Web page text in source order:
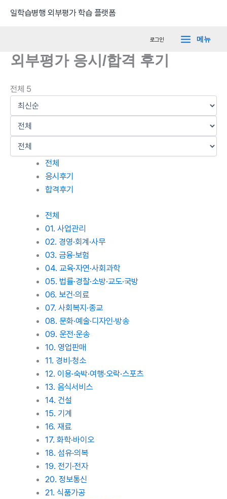
일학습병행 외부평가 학습 플랫폼
로그인
Menu
메뉴
외부평가 응시/합격 후기
전체 5
전체
응시후기
합격후기
전체
01. 사업관리
02. 경영·회계·사무
03. 금융·보험
04. 교육·자연·사회과학
05. 법률·경찰·소방·교도·국방
06. 보건·의료
07. 사회복지·종교
08. 문화·예술·디자인·방송
09. 운전·운송
10. 영업판매
11. 경비·청소
12. 이용·숙박·여행·오락·스포츠
13. 음식서비스
14. 건설
15. 기계
16. 재료
17. 화학·바이오
18. 섬유·의복
19. 전기·전자
20. 정보통신
21. 식품가공